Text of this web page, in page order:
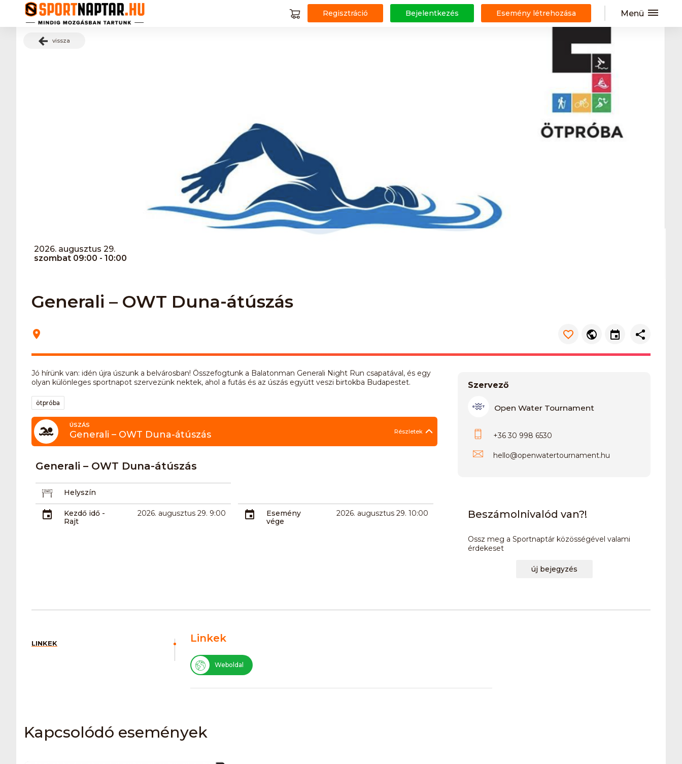
Regisztráció Bejelentkezés Esemény létrehozása Menü
vissza
2026. augusztus 29.
szombat 09:00 - 10:00
Generali – OWT Duna-átúszás
Jó hírünk van: idén újra úszunk a belvárosban! Összefogtunk a Balatonman Generali Night Run csapatával, és egy
olyan különleges sportnapot szervezünk nektek, ahol a futás és az úszás együtt veszi birtokba Budapestet.
ötpróba
ÚSZÁS
Generali – OWT Duna-átúszás Részletek
Generali – OWT Duna-átúszás
Helyszín
Kezdő idő -
Rajt
2026. augusztus 29. 9:00
Esemény
vége
2026. augusztus 29. 10:00
Szervező
Open Water Tournament
+36 30 998 6530
hello@openwatertournament.hu
Beszámolnivalód van?!
Ossz meg a Sportnaptár közösségével valami
érdekeset
új bejegyzés
LINKEK Linkek
Weboldal
Kapcsolódó események